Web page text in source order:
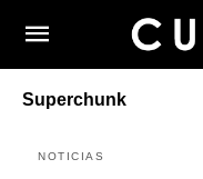
Superchunk
NOTICIAS